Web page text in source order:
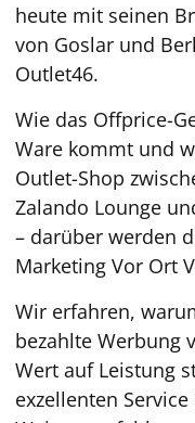
heute mit seinen
von Goslar und
Outlet46.
Wie das Offprice-
Ware kommt und
Outlet-Shop
Zalando Lounge
– darüber werden
Marketing Vor Ort
Wir erfahren,
bezahlte Werbung
Wert auf Leistung
exzellenten